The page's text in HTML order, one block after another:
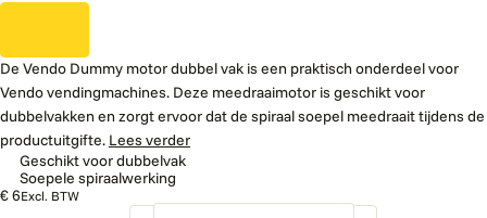
De Vendo Dummy motor dubbel vak is een praktisch onderdeel voor
Vendo vendingmachines. Deze meedraaimotor is geschikt voor
dubbelvakken en zorgt ervoor dat de spiraal soepel meedraait tijdens de
productuitgifte. Lees verder
Geschikt voor dubbelvak
Soepele spiraalwerking
€ 6Excl. BTW